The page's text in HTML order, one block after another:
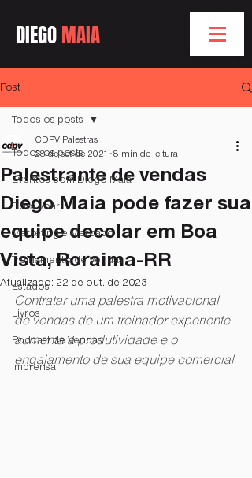
DIEGOMAIA
Post
Todos os posts
Eventos com Diego Maia
Bóra Voar
Marketing e Mercado
Treinamento de Vendas
Estados
Livros
Podcast de Vendas
Imprensa
Todos os posts
Palestrante de vendas
Diego Maia pode fazer sua
equipe decolar em Boa
Vista, Roraima-RR
CDPV Palestras
28 de set. de 2021
8 min de leitura
Atualizado: 22 de out. de 2023
Contratar uma palestra motivacional
de vendas de um treinador experiente
aumenta a produtividade e o
engajamento de sua equipe comercial